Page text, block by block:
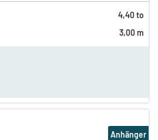
4,40 to
3,00 m
Anhänger